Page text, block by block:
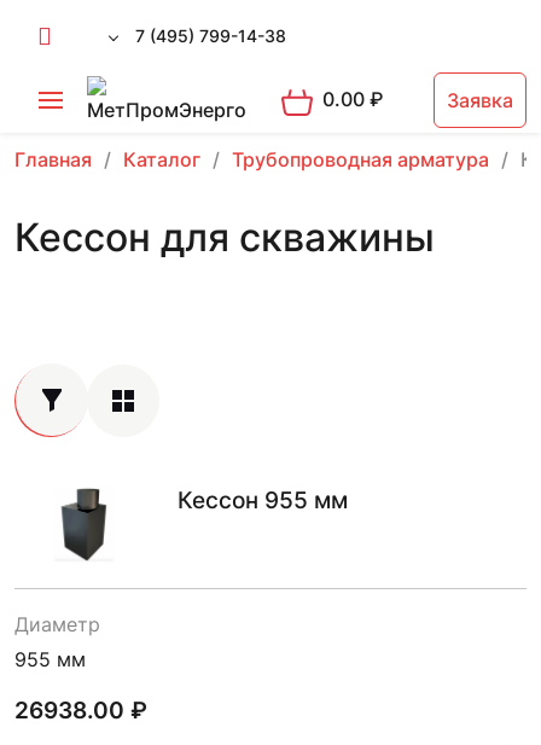
7 (495) 799-14-38
0.00₽ Заявка
Главная Каталог Трубопроводная арматура
Кессон для скважины
Кессон 955 мм
Диаметр
955 мм
26938.00 ₽